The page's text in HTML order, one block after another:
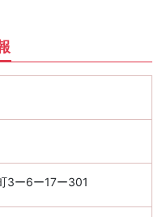
3ー6ー17ー301